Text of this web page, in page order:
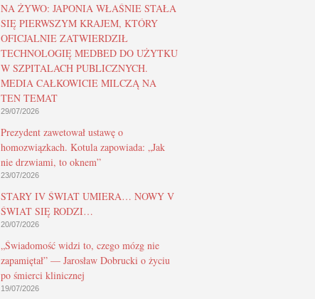
NA ŻYWO: JAPONIA WŁAŚNIE STAŁA
SIĘ PIERWSZYM KRAJEM, KTÓRY
OFICJALNIE ZATWIERDZIŁ
TECHNOLOGIĘ MEDBED DO UŻYTKU
W SZPITALACH PUBLICZNYCH.
MEDIA CAŁKOWICIE MILCZĄ NA
TEN TEMAT
29/07/2026
Prezydent zawetował ustawę o
homozwiązkach. Kotula zapowiada: „Jak
nie drzwiami, to oknem”
23/07/2026
STARY IV ŚWIAT UMIERA… NOWY V
ŚWIAT SIĘ RODZI…
20/07/2026
„Świadomość widzi to, czego mózg nie
zapamiętał” — Jarosław Dobrucki o życiu
po śmierci klinicznej
19/07/2026